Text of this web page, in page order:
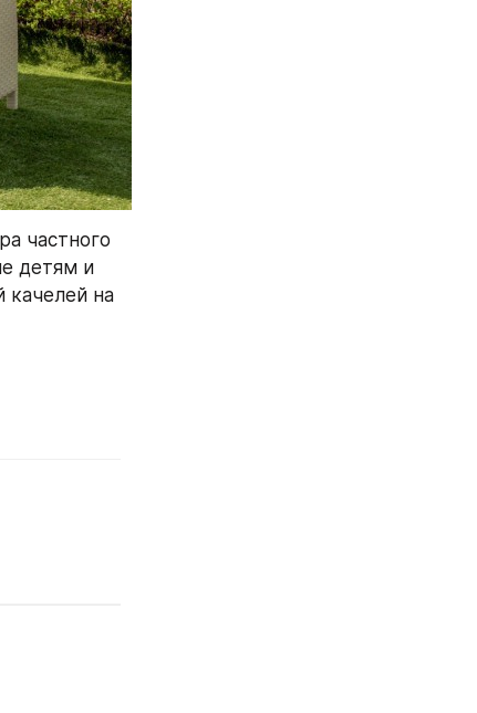
частного
детям и
качелей на